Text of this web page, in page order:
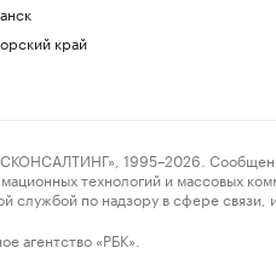
край
1995–2026. Сообщения и
технологий и массовых
службой по надзору в сфере
агентство «РБК».